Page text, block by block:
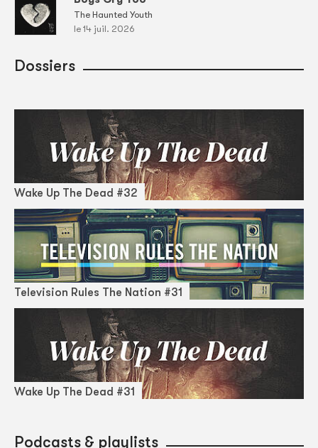
The Haunted Youth
le 14 juil. 2026
Dossiers
Wake Up The Dead #32
Television Rules The Nation #31
Wake Up The Dead #31
Podcasts & playlists